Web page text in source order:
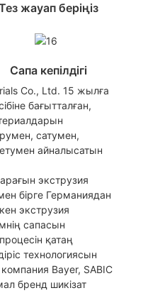
жауап беріңіз
Сапа кепілдігі
Co., Ltd. 15 жылға
бағытталған,
сатумен,
айналысатын
экструзия
бірге Германиядан
экструзия
сапасын
қатаң
технологиясын
Bayer, SABIC
бренд шикізат